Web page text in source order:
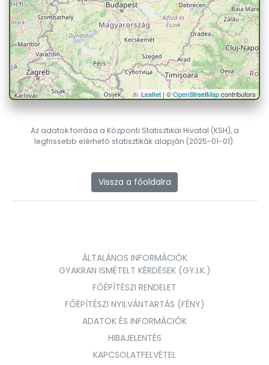
Leaflet| ©OpenStreetMapcontributors
Az adatok forrása a Központi Statisztikai Hivatal (KSH), a
legfrissebb elérhető statisztikák alapján (2025-01-01).
Vissza a főoldalra
ÁLTALÁNOS INFORMÁCIÓK
GYAKRAN ISMÉTELT KÉRDÉSEK (GY.I.K.)
FŐÉPÍTÉSZI RENDELET
FŐÉPÍTÉSZI NYILVÁNTARTÁS (FÉNY)
ADATOK ÉS INFORMÁCIÓK
HIBAJELENTÉS
KAPCSOLATFELVÉTEL